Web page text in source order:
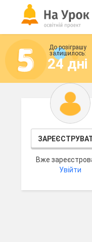
До розіграшу
залишилось:
24 дні
Вже
Увійти